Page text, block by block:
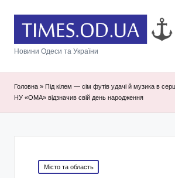
Новини Одеси та України
Головна » Під кілем — сім футів удачі й музика в
НУ «ОМА» відзначив свій день народження
Posted
in
Місто та область